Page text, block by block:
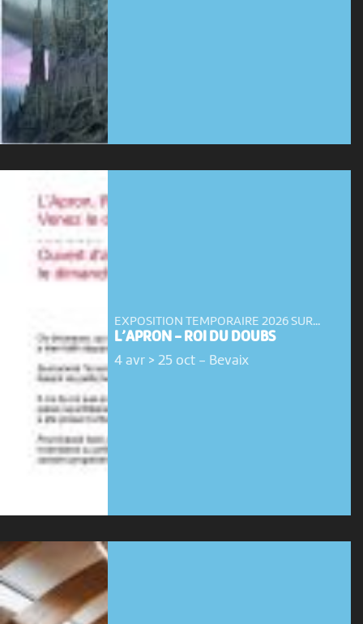
EXPOSITION TEMPORAIRE 2026 SUR...
L’APRON - ROI DU DOUBS
4 avr > 25 oct - Bevaix